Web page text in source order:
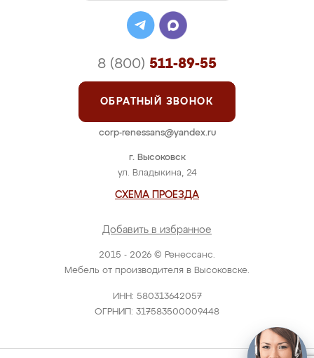
2015 - 2026 © Ренессанс.
Мебель от производителя в Высоковске.
ИНН: 580313642057
ОГРНИП: 317583500009448
г. Высоковск
ул. Владыкина, 24
СХЕМА ПРОЕЗДА
Добавить в избранное
8 (800) 511-89-55
ОБРАТНЫЙ ЗВОНОК
corp-renessans@yandex.ru